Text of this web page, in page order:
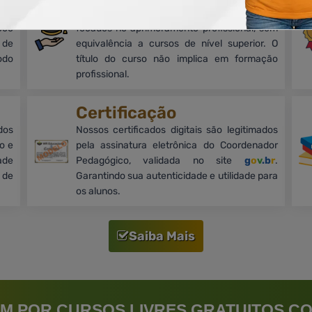
Cursos on-line, livres e de nível básico,
focados no aprimoramento profissional, sem
equivalência a cursos de nível superior. O
título do curso não implica em formação
profissional.
e
Certificação
Nossos certificados digitais são legitimados
pela assinatura eletrônica do Coordenador
Pedagógico, validada no site gov.br.
Garantindo sua autenticidade e utilidade para
os alunos.
Saiba Mais